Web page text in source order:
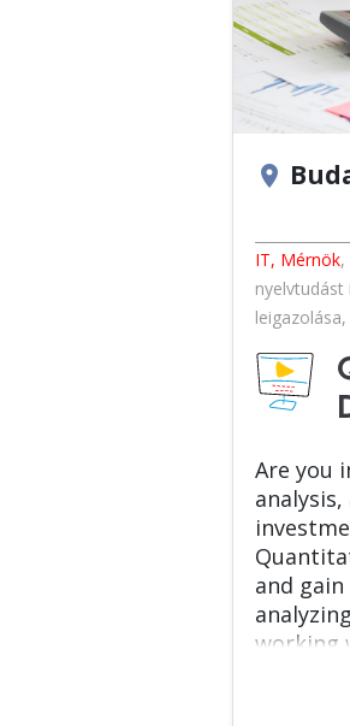
location_on
IT, Mérnök,
nyelvtudást
leigazolása,
Are you
and
working